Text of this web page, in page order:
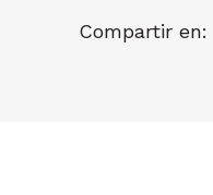
Compartir en: